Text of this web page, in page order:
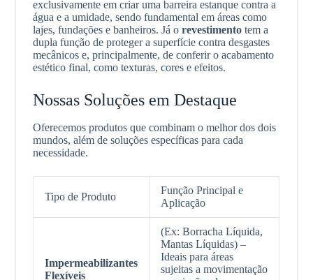
exclusivamente em criar uma barreira estanque contra a
água e a umidade, sendo fundamental em áreas como
lajes, fundações e banheiros. Já orevestimento tem a
dupla função de proteger a superfície contra desgastes
mecânicos e, principalmente, de conferir o acabamento
estético final, como texturas, cores e efeitos.
Nossas Soluções em Destaque
Oferecemos produtos que combinam o melhor dos dois
mundos, além de soluções específicas para cada
necessidade.
Tipo de Produto
Função Principal e
Aplicação
Impermeabilizantes
Flexíveis
(Ex: Borracha Líquida,
Mantas Líquidas) –
Ideais para áreas
sujeitas a movimentação